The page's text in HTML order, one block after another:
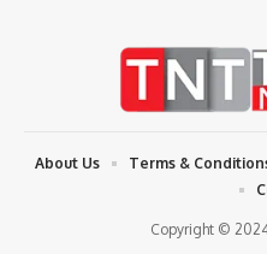
Copyright ©
About Us Terms &